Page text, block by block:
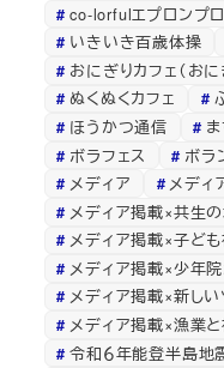
co-lorfulエプロンプロ
いきいき百歳体操
おにぎりカフェ（おに
ぬくぬくカフェ
ほうかつ通信
ボラフェス
ボラ
メディア
メディ
メディア掲載×共生
メディア掲載×子ど
メディア掲載×少年
メディア掲載×新しい
メディア掲載×漁業
令和６年能登半島地